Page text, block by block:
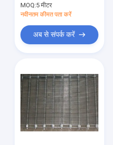
MOQ:5 मीटर
नवीनतम कीमत पता करें
अब से संपर्क करें